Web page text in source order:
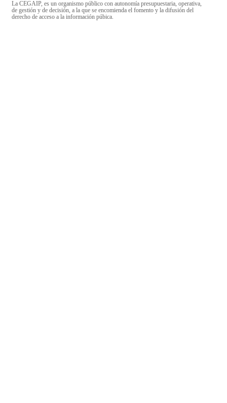
La CEGAIP, es un organismo público con autonomía presupuestaria, operativa,
de gestión y de decisión, a la que se encomienda el fomento y la difusión del
derecho de acceso a la información púbica.